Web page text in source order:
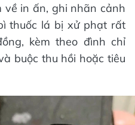
in ấn, ghi nhãn cảnh
thuốc lá bị xử phạt rất
kèm theo đình chỉ
buộc thu hồi hoặc tiêu